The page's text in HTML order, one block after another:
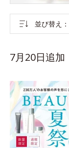
並び替え
7月20日追加